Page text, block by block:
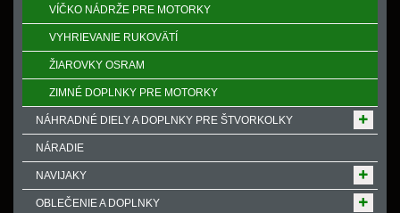
VÍČKO NÁDRŽE PRE MOTORKY
VYHRIEVANIE RUKOVӒTÍ
ŽIAROVKY OSRAM
ZIMNÉ DOPLNKY PRE MOTORKY
NÁHRADNÉ DIELY A DOPLNKY PRE ŠTVORKOLKY
NÁRADIE
NAVIJAKY
OBLEČENIE A DOPLNKY